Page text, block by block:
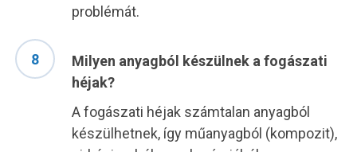
problémát.
Milyen anyagból készülnek a fogászati
héjak?
A fogászati héjak számtalan anyagból
készülhetnek, így műanyagból (kompozit),